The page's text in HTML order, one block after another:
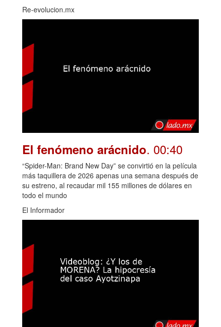
Re-evolucion.mx
El fenómeno arácnido. 00:40
“Spider-Man: Brand New Day” se convirtió en la película
más taquillera de 2026 apenas una semana después de
su estreno, al recaudar mil 155 millones de dólares en
todo el mundo
El Informador